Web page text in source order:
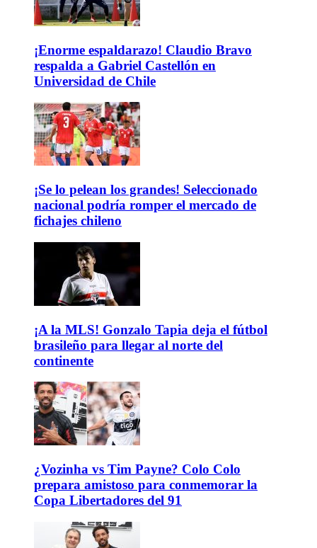
¡Enorme espaldarazo! Claudio Bravo
respalda a Gabriel Castellón en
Universidad de Chile
¡Se lo pelean los grandes! Seleccionado
nacional podría romper el mercado de
fichajes chileno
¡A la MLS! Gonzalo Tapia deja el fútbol
brasileño para llegar al norte del
continente
¿Vozinha vs Tim Payne? Colo Colo
prepara amistoso para conmemorar la
Copa Libertadores del 91